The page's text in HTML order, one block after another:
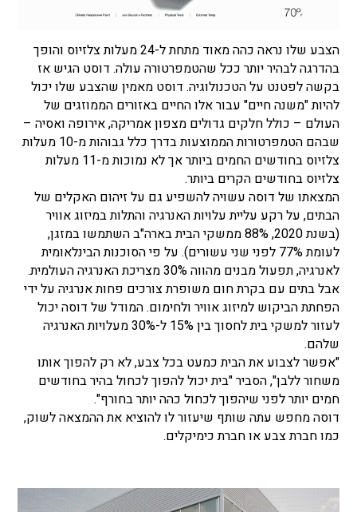
הצבע שלו נראה כהה מאוד מתחת ל-24 מעלות צלזיוס והופך
בהדרגה לבהיר יותר ככל שהטמפרטורה עולה. דוסט הגיש אז
בקשה לפטנט על הטכנולוגיה. דוסט מאמין שהצבע שלו יכול
להיות "משנה חיים" עבור אלו החיים באזורים הממוזגים של
העולם – כולל חלקים גדולים מצפון אמריקה, אירופה ואסיה –
שבהם הטמפרטורות הממוצעות בדרך כלל גבוהות מ-10 מעלות
צלזיוס בחודשים החמים ביותר אך לא נמוכות מ-11 מעלות
צלזיוס בחודשים הקרים ביותר.
המצאתו של דוסה עשויה להשפיע גם על זיהום האקלים של
הבתים, על רקע עליית עלויות האנרגיה והתלות במיזוג אוויר
(בשנת 2020, 88% ממשקי הבית בארה"ב השתמשו במזגן,
לעומת 77% לפני שני עשורים). על פי הסוכנות הבינלאומית
לאנרגיה, תפעול מבנים מהווה 30% מצריכת האנרגיה העולמית.
אבל בתים עם בקרת חום משופרת צורכים פחות אנרגיה על ידי
הפחתת הביקוש למיזוג אוויר ולחימום. המודל של דוסה יכול
לעזור למשקי בית לחסוך בין 15% ל-30% מעלויות האנרגיה
שלהם.
"אפשר לצבוע את הבית כמעט בכל צבע, לא רק להפוך אותו
משחור ללבן", הסביר "בית יכול להפוך לכחול בהיר בחודשים
חמים יותר לפני שיהפוך לכחול כהה יותר בחורף".
דוסה מחפש עתה שותף שיעזור לו להוציא את ההמצאה לשוק,
כמו חברת צבע או חברת כימיקלים.